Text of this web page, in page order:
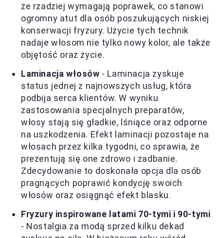
że rzadziej wymagają poprawek, co stanowi
ogromny atut dla osób poszukujących niskiej
konserwacji fryzury. Użycie tych technik
nadaje włosom nie tylko nowy kolor, ale także
objętość oraz życie.
Laminacja włosów - Laminacja zyskuje
status jednej z najnowszych usług, która
podbija serca klientów. W wyniku
zastosowania specjalnych preparatów,
włosy stają się gładkie, lśniące oraz odporne
na uszkodzenia. Efekt laminacji pozostaje na
włosach przez kilka tygodni, co sprawia, że
prezentują się one zdrowo i zadbanie.
Zdecydowanie to doskonała opcja dla osób
pragnących poprawić kondycję swoich
włosów oraz osiągnąć efekt blasku.
Fryzury inspirowane latami 70-tymi i 90-tymi
- Nostalgia za modą sprzed kilku dekad